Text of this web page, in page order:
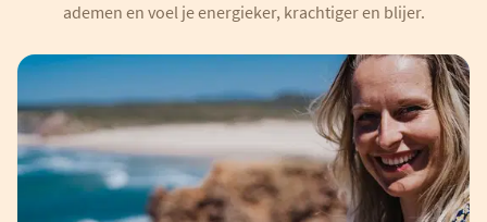
ademen en voel je energieker, krachtiger en blijer.